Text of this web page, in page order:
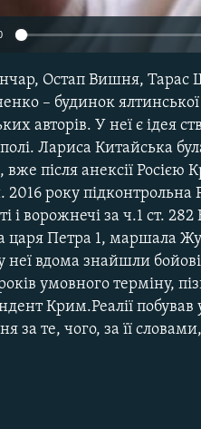
Остап Вишня, Тарас
– будинок
авторів. У неї є ідея
Лариса Китайська
вже після анексії
2016 року підконтрольна
і ворожнечі за ч.1 ст.
царя Петра 1, маршала
неї вдома знайшли
умовного терміну,
Крим.Реалії побував
за те, чого, за її